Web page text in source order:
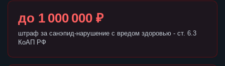
до 1 000 000 ₽
штраф за санэпид-нарушение с вредом здоровью - ст. 6.3
КоАП РФ